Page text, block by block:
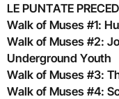
LE PUNTATE
Walk of Muses #1:
Walk of Muses #2:
Underground Youth
Walk of Muses #3:
Walk of Muses #4: